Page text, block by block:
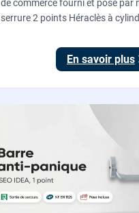
de commerce fourni et posé par
serrure 2 points Héraclès à
tringle plate et réglage des deux
En savoir plus